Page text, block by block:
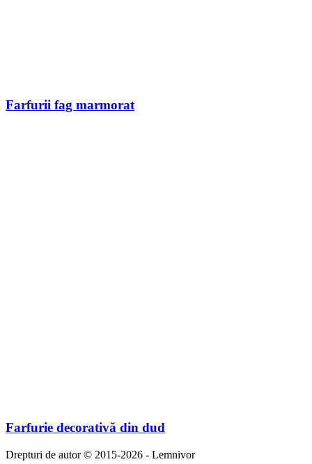
Farfurii fag marmorat
Farfurie decorativă din dud
Drepturi de autor © 2015-2026 - Lemnivor